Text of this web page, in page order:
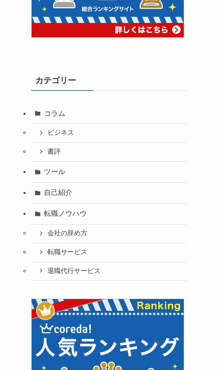
カテゴリー
コラム
ビジネス
書評
ツール
自己紹介
転職ノウハウ
会社の辞め方
転職サービス
退職代行サービス